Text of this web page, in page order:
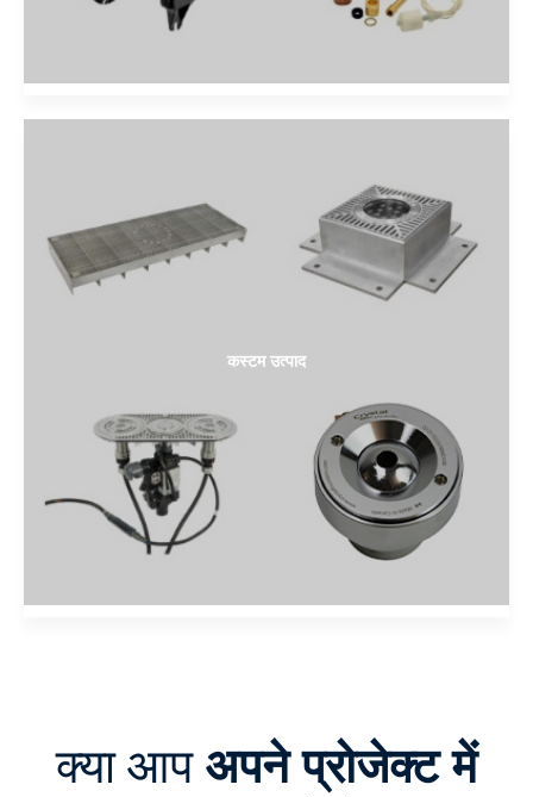
कस्टम उत्पाद
क्या आप अपने प्रोजेक्ट में